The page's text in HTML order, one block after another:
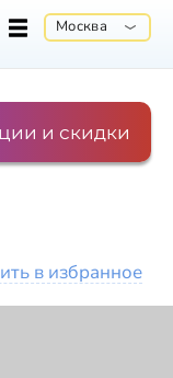
Москва
и скидки
в избранное